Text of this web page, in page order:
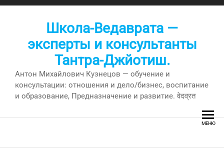
Перейти
Школа-Ведаврата —
эксперты и консультанты
Тантра-Джйотиш.
Антон Михайлович Кузнецов — обучение и
консультации: отношения и дело/бизнес, воспитание
и образование, Предназначение и развитие. वेदव्रत
МЕНЮ